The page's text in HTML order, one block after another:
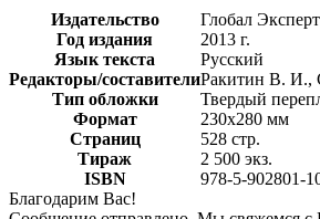
Издательство
Глобал
Год издания
2013 г.
Язык текста
Русский
Редакторы/составителиРакитин В. И.,
Тип обложки
Твердый
Формат
230х280 мм
Страниц
528 стр.
Тираж
2 500 экз.
ISBN
978-5-902801-
Благодарим Вас!